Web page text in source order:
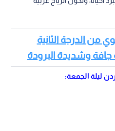
من الدرجة الثانية
جافة وشديدة البرودة
ليلة الجمعة: